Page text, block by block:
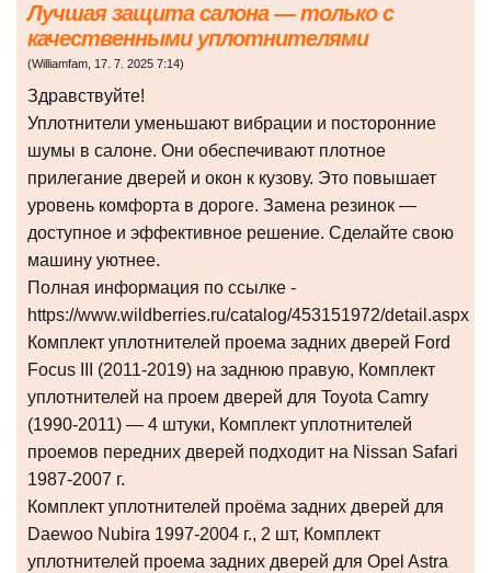
Лучшая защита салона — только с
качественными уплотнителями
(Williamfam, 17. 7. 2025 7:14)
Здравствуйте!
Уплотнители уменьшают вибрации и посторонние
шумы в салоне. Они обеспечивают плотное
прилегание дверей и окон к кузову. Это повышает
уровень комфорта в дороге. Замена резинок —
доступное и эффективное решение. Сделайте свою
машину уютнее.
Полная информация по ссылке -
https://www.wildberries.ru/catalog/453151972/detail.aspx
Комплект уплотнителей проема задних дверей Ford
Focus III (2011-2019) на заднюю правую, Комплект
уплотнителей на проем дверей для Toyota Camry
(1990-2011) — 4 штуки, Комплект уплотнителей
проемов передних дверей подходит на Nissan Safari
1987-2007 г.
Комплект уплотнителей проёма задних дверей для
Daewoo Nubira 1997-2004 г., 2 шт, Комплект
уплотнителей проема задних дверей для Opel Astra